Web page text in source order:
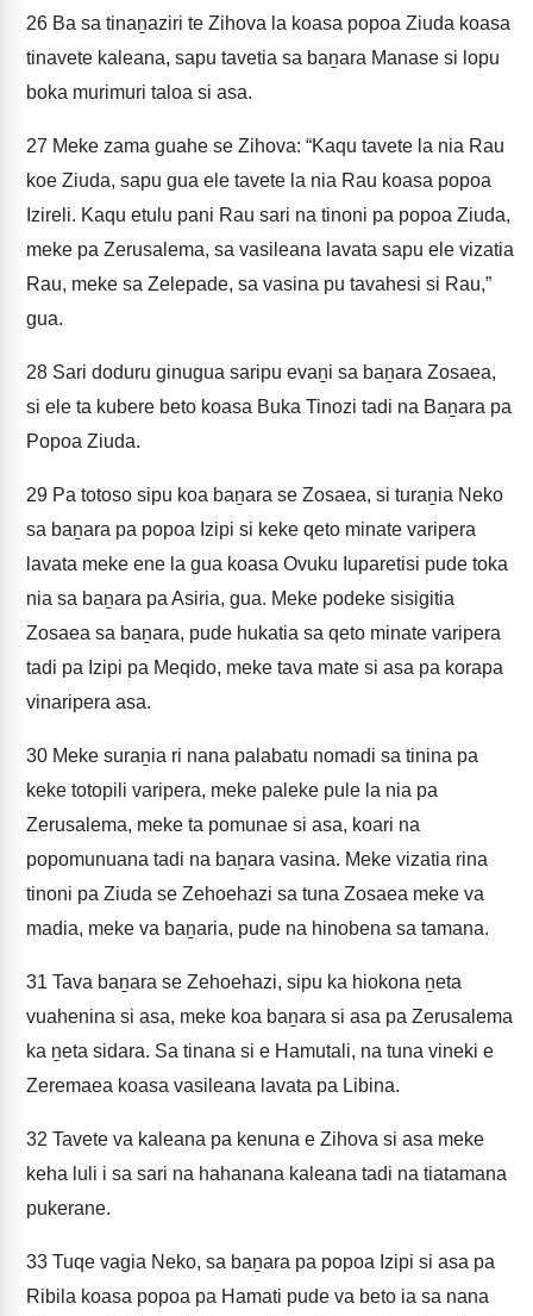
26 Ba sa tinaṉaziri te Zihova la koasa popoa Ziuda koasa
tinavete kaleana, sapu tavetia sa baṉara Manase si lopu
boka murimuri taloa si asa.
27 Meke zama guahe se Zihova: “Kaqu tavete la nia Rau
koe Ziuda, sapu gua ele tavete la nia Rau koasa popoa
Izireli. Kaqu etulu pani Rau sari na tinoni pa popoa Ziuda,
meke pa Zerusalema, sa vasileana lavata sapu ele vizatia
Rau, meke sa Zelepade, sa vasina pu tavahesi si Rau,”
gua.
28 Sari doduru ginugua saripu evaṉi sa baṉara Zosaea,
si ele ta kubere beto koasa Buka Tinozi tadi na Baṉara pa
Popoa Ziuda.
29 Pa totoso sipu koa baṉara se Zosaea, si turaṉia Neko
sa baṉara pa popoa Izipi si keke qeto minate varipera
lavata meke ene la gua koasa Ovuku Iuparetisi pude toka
nia sa baṉara pa Asiria, gua. Meke podeke sisigitia
Zosaea sa baṉara, pude hukatia sa qeto minate varipera
tadi pa Izipi pa Meqido, meke tava mate si asa pa korapa
vinaripera asa.
30 Meke suraṉia ri nana palabatu nomadi sa tinina pa
keke totopili varipera, meke paleke pule la nia pa
Zerusalema, meke ta pomunae si asa, koari na
popomunuana tadi na baṉara vasina. Meke vizatia rina
tinoni pa Ziuda se Zehoehazi sa tuna Zosaea meke va
madia, meke va baṉaria, pude na hinobena sa tamana.
31 Tava baṉara se Zehoehazi, sipu ka hiokona ṉeta
vuahenina si asa, meke koa baṉara si asa pa Zerusalema
ka ṉeta sidara. Sa tinana si e Hamutali, na tuna vineki e
Zeremaea koasa vasileana lavata pa Libina.
32 Tavete va kaleana pa kenuna e Zihova si asa meke
keha luli i sa sari na hahanana kaleana tadi na tiatamana
pukerane.
33 Tuqe vagia Neko, sa baṉara pa popoa Izipi si asa pa
Ribila koasa popoa pa Hamati pude va beto ia sa nana